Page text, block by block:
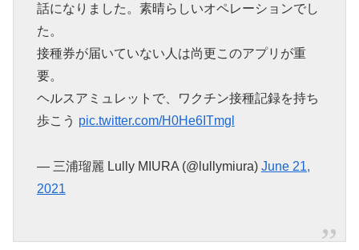
話になりました。素晴らしいオペレーションでし
た。
接種券が届いていない人は尚更このアプリが重
要。
ヘルスアミュレットで、ワクチン接種記録を持ち
歩こう pic.twitter.com/H0He6ITmgl
— 三浦瑠麗 Lully MIURA (@lullymiura) June 21,
2021